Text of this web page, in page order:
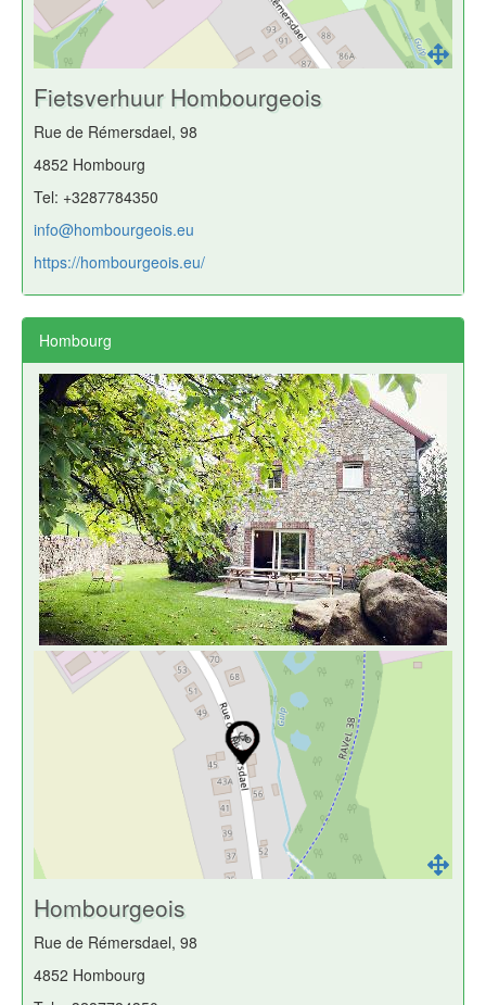
Fietsverhuur Hombourgeois
Rue de Rémersdael, 98
4852 Hombourg
Tel: +3287784350
info@hombourgeois.eu
https://hombourgeois.eu/
Hombourg
Hombourgeois
Rue de Rémersdael, 98
4852 Hombourg